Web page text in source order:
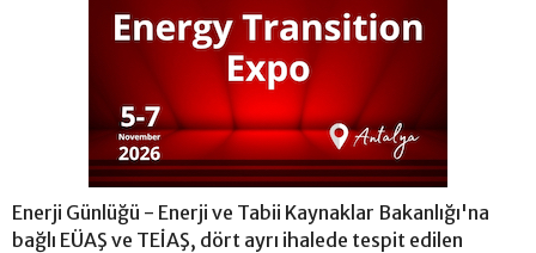
Enerji Günlüğü - Enerji ve Tabii Kaynaklar Bakanlığı'na
bağlı EÜAŞ ve TEİAŞ, dört ayrı ihalede tespit edilen